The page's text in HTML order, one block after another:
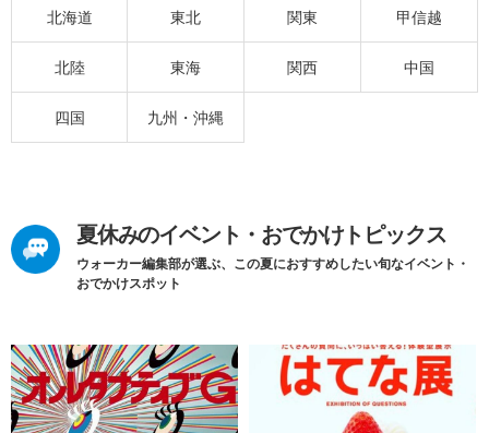
北海道 東北 関東 甲信越
北陸 東海 関西 中国
四国 九州・沖縄
夏休みのイベント・おでかけトピックス
ウォーカー編集部が選ぶ、この夏におすすめしたい旬なイベント・
おでかけスポット